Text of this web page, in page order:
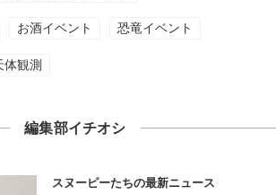
お酒イベント 恐竜イベント
観測
編集部イチオシ
スヌーピーたちの最新ニュース